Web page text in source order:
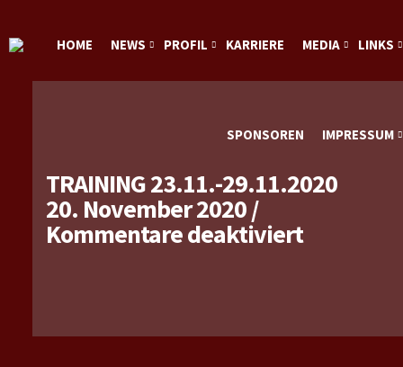
HOME NEWS PROFIL KARRIERE MEDIA LINKS
SPONSOREN IMPRESSUM
TRAINING 23.11.-29.11.2020
20. November 2020/
Kommentare deaktiviertfür